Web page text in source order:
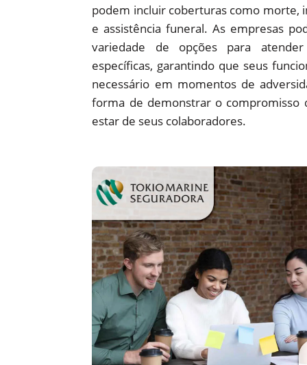
podem incluir coberturas como morte,
e assistência funeral. As empresas
variedade de opções para
específicas, garantindo que seus
necessário em momentos de
forma de demonstrar o compromisso
estar de seus colaboradores.